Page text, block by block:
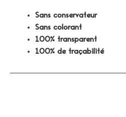
Sans conservateur
Sans colorant
100% transparent
100% de traçabilité